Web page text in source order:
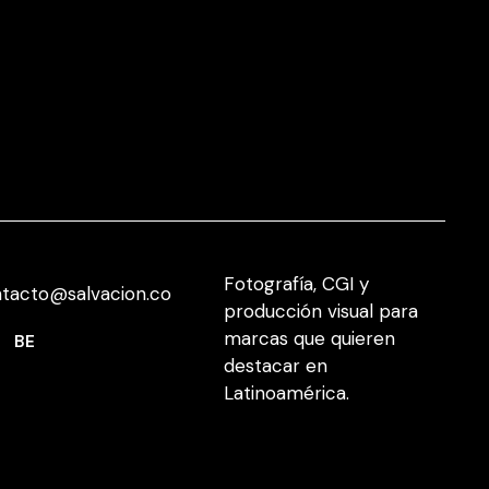
BE
Fotografía, CGI y
producción visual para
marcas que quieren
destacar en
Latinoamérica.